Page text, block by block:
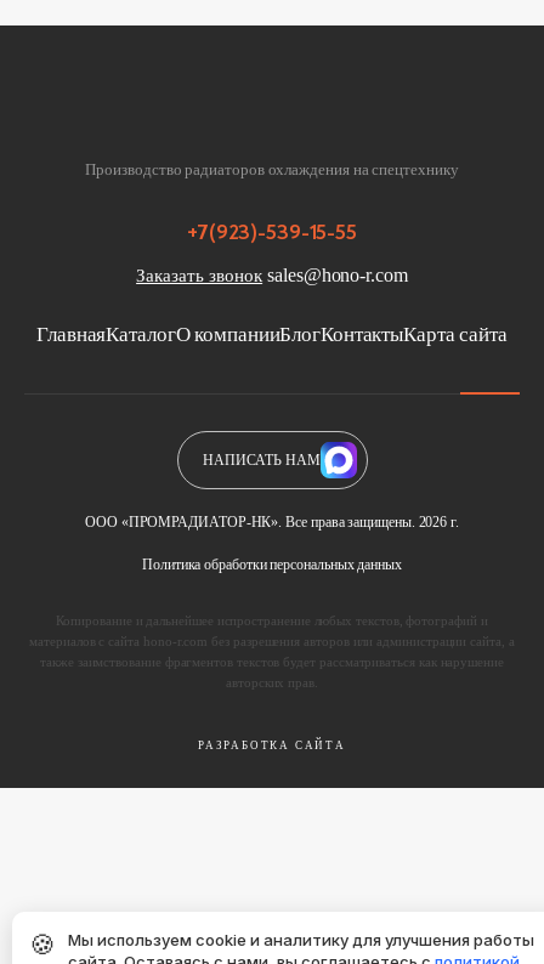
Производство радиаторов охлаждения на спецтехнику
ГлавнаяКаталогО компанииБлогКонтактыКарта сайта
+7(923)-539-15-55
Заказать звонок sales@hono-r.com
ООО «ПРОМРАДИАТОР-НК». Все права защищены. 2026 г.
Политика обработки персональных данных
НАПИСАТЬ НАМ
Копирование и дальнейшее испространение любых текстов, фотографий и
материалов с сайта hono-r.com без разрешения авторов или администрации сайта, а
также заимствование фрагментов текстов будет рассматриваться как нарушение
авторских прав.
РАЗРАБОТКА САЙТА
🍪
Мы используем cookie и аналитику для улучшения работы